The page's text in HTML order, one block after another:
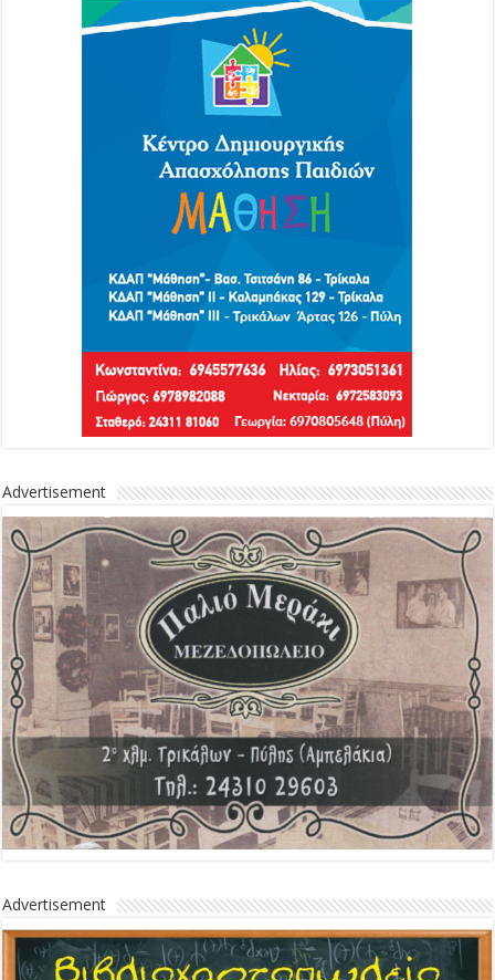
Advertisement
Advertisement